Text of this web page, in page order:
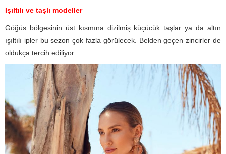
Işıltılı ve taşlı modeller
Göğüs bölgesinin üst kısmına dizilmiş küçücük taşlar ya da altın
ışıltılı ipler bu sezon çok fazla görülecek. Belden geçen zincirler de
oldukça tercih ediliyor.